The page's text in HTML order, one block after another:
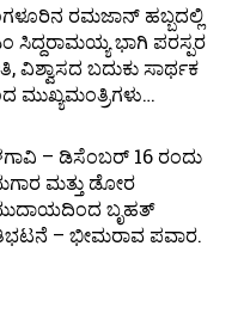
ರಮಜಾನ್ ಹಬ್ಬದಲ್ಲಿ
ಸಿದ್ದರಾಮಯ್ಯ ಭಾಗಿ ಪರಸ್ಪರ
ವಿಶ್ವಾಸದ ಬದುಕು ಸಾರ್ಥಕ
ಮುಖ್ಯಮಂತ್ರಿಗಳು…
– ಡಿಸೆಂಬರ್ 16 ರಂದು
ಮತ್ತು ಡೋರ
ಬೃಹತ್
– ಭೀಮರಾವ ಪವಾರ.